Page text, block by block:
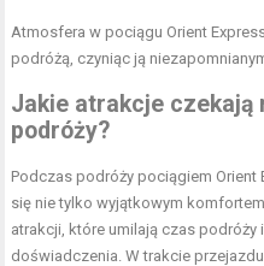
Atmosfera w pociągu Orient
podróżą, czyniąc ją
Jakie atrakcje czekają
podróży?
Podczas podróży pociągiem
się nie tylko wyjątkowym
atrakcji, które umilają czas
doświadczenia. W trakcie